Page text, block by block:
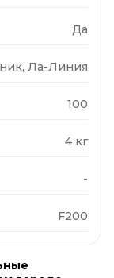
Да
Ла-Линия
100
4 кг
-
F200